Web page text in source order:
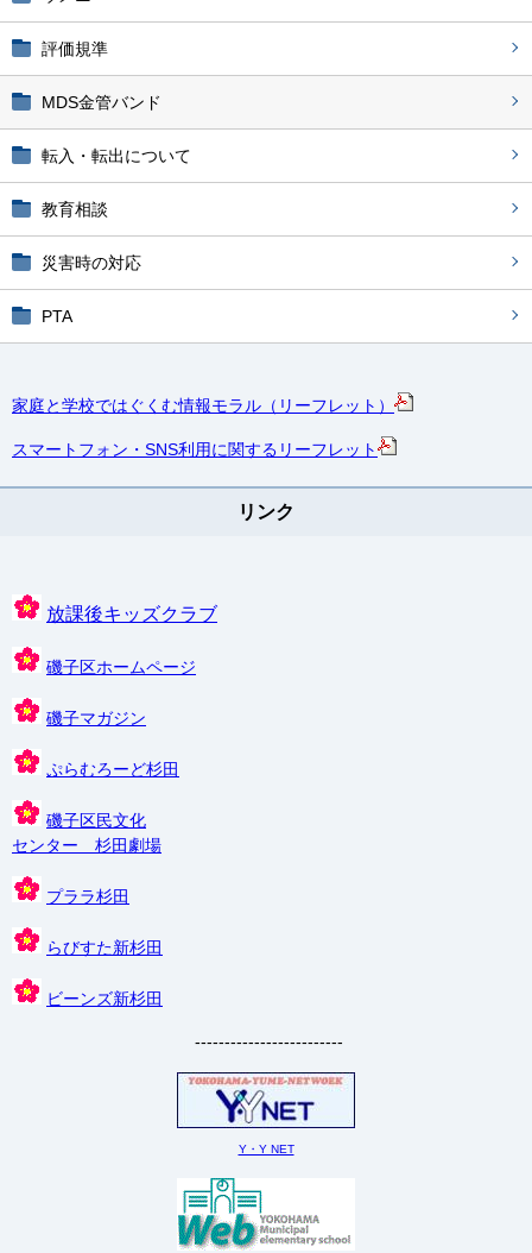
評価規準
MDS金管バンド
転入・転出について
教育相談
災害時の対応
PTA
家庭と学校ではぐくむ情報モラル（リーフレット）
スマートフォン・SNS利用に関するリーフレット
リンク
放課後キッズクラブ
磯子区ホームページ
磯子マガジン
ぷらむろーど杉田
磯子区民文化
センター 杉田劇場
プララ杉田
らびすた新杉田
ビーンズ新杉田
-------------------------
Y・Y NET